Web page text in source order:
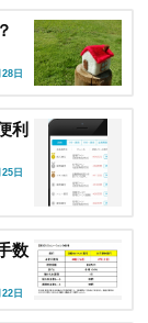
日
利
日
数
日